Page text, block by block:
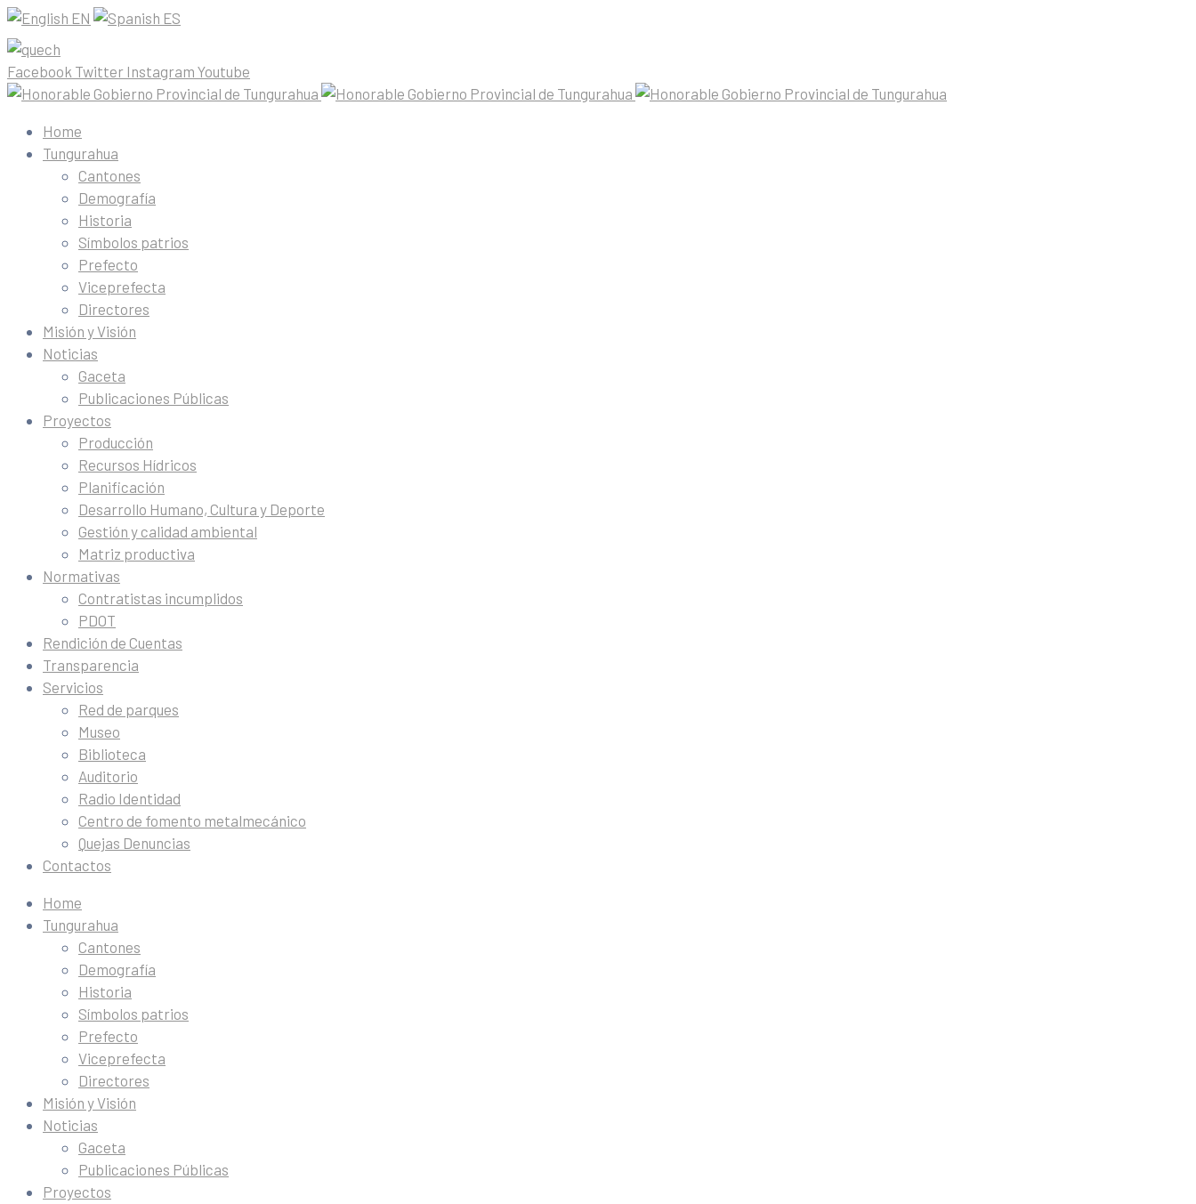
EN ES
Facebook Twitter Instagram Youtube
Home
Tungurahua
Cantones
Demografía
Historia
Símbolos patrios
Prefecto
Viceprefecta
Directores
Misión y Visión
Noticias
Gaceta
Publicaciones Públicas
Proyectos
Producción
Recursos Hídricos
Planificación
Desarrollo Humano, Cultura y Deporte
Gestión y calidad ambiental
Matriz productiva
Normativas
Contratistas incumplidos
PDOT
Rendición de Cuentas
Transparencia
Servicios
Red de parques
Museo
Biblioteca
Auditorio
Radio Identidad
Centro de fomento metalmecánico
Quejas Denuncias
Contactos
Home
Tungurahua
Cantones
Demografía
Historia
Símbolos patrios
Prefecto
Viceprefecta
Directores
Misión y Visión
Noticias
Gaceta
Publicaciones Públicas
Proyectos